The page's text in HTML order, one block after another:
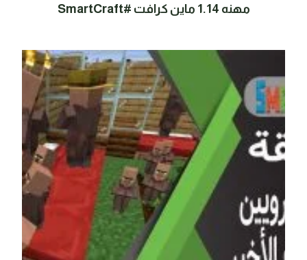
مهنه 1.14 ماين كرافت #SmartCraft